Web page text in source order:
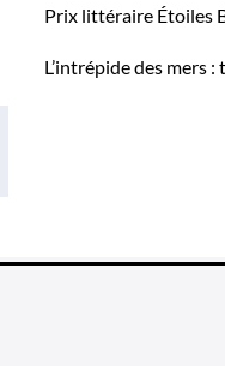
Prix littéraire Étoiles
L’intrépide des mers